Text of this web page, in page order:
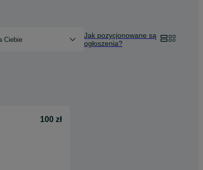
Ciebie
Jak pozycjonowane są
ogłoszenia?
100 zł